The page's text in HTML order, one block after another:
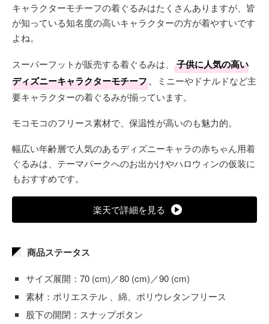
キャラクターモチーフの着ぐるみはたくさんありますが、皆
が知っている知名度の高いキャラクターの方が着やすいです
よね。
スーパーフットが販売する着ぐるみは、
子供に人気の高い
ディズニーキャラクターモチーフ。ミニーやドナルドなど主
要キャラクターの着ぐるみが揃っています。
モコモコのフリース素材で、保温性が高いのも魅力的。
幅広い年齢層で人気のあるディズニーキャラの赤ちゃん用着
ぐるみは、テーマパークへのお出かけやハロウィンの仮装に
もおすすめです。
楽天で詳細を見る
商品ステータス
サイズ展開：70 (cm)／80 (cm)／90 (cm)
素材：ポリエステル 、綿、ポリウレタンフリース
股下の開閉：スナップボタン